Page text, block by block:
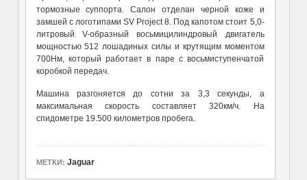
тормозные суппорта. Салон отделан черной коже и
замшей с логотипами SV Project 8. Под капотом стоит 5,0-
литровый V-образный восьмицилиндровый двигатель
мощностью 512 лошадиных силы и крутящим моментом
700Нм, который работает в паре с восьмиступенчатой
коробкой передач.
Машина разгоняется до сотни за 3,3 секунды, а
максимальная скорость составляет 320км/ч. На
спидометре 19.500 километров пробега.
МЕТКИ: Jaguar